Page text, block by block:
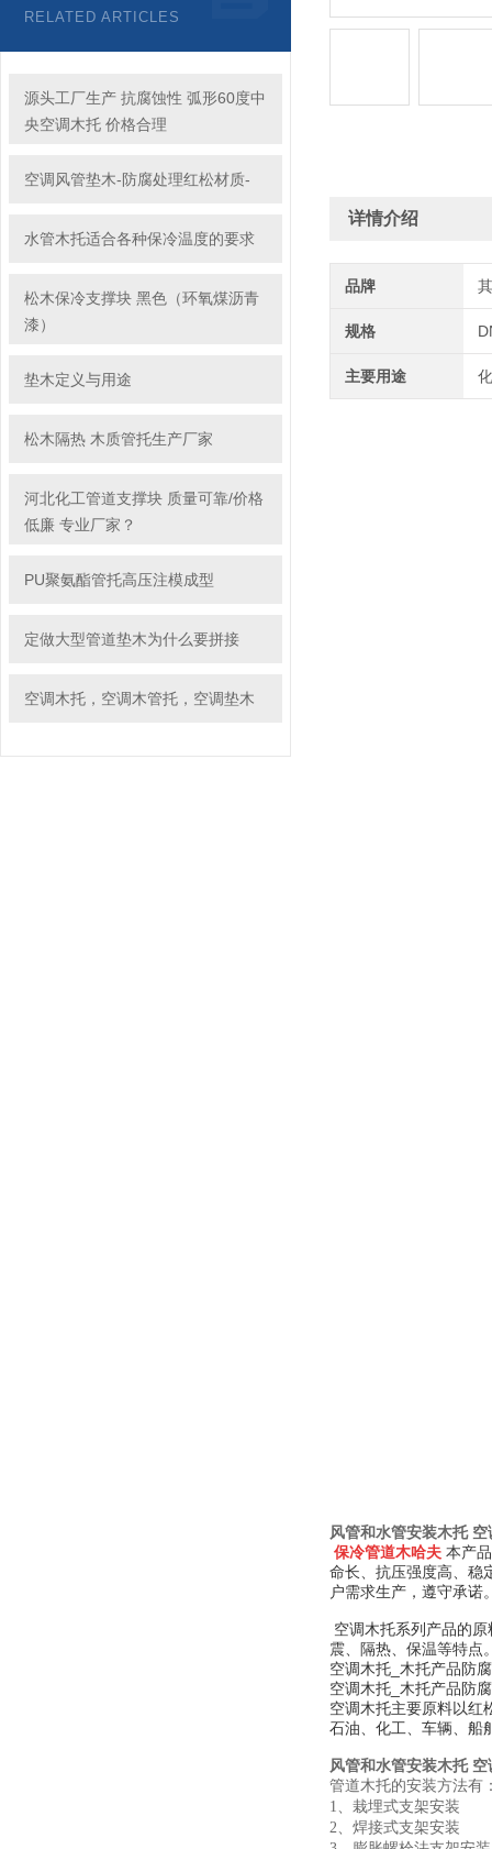
RELATED ARTICLES
源头工厂生产 抗腐蚀性 弧形60度中
央空调木托 价格合理
空调风管垫木-防腐处理红松材质-
水管木托适合各种保冷温度的要求
松木保冷支撑块 黑色（环氧煤沥青
漆）
垫木定义与用途
松木隔热 木质管托生产厂家
河北化工管道支撑块 质量可靠/价格
低廉 专业厂家？
PU聚氨酯管托高压注模成型
定做大型管道垫木为什么要拼接
空调木托，空调木管托，空调垫木
详情介绍
品牌
规格
主要用途
风管和水管安装木托
保冷管道木哈夫 本产
命长、抗压强度高、稳
户需求生产，遵守承诺
空调木托系列产品的
震、隔热、保温等特点
空调木托 _木托产品防
空调木托 _木托产品防
空调木托主要原料以红
石油、化工、车辆、船
风管和水管安装木托
管道木托的安装方法有
1、栽埋式支架安装
2、焊接式支架安装